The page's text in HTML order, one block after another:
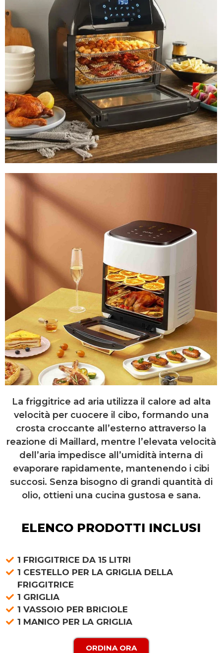
La friggitrice ad aria utilizza il calore ad alta
velocità per cuocere il cibo, formando una
crosta croccante all’esterno attraverso la
reazione di Maillard, mentre l’elevata velocità
dell’aria impedisce all’umidità interna di
evaporare rapidamente, mantenendo i cibi
succosi. Senza bisogno di grandi quantità di
olio, ottieni una cucina gustosa e sana.
ELENCO PRODOTTI INCLUSI
1 FRIGGITRICE DA 15 LITRI
1 CESTELLO PER LA GRIGLIA DELLA
FRIGGITRICE
1 GRIGLIA
1 VASSOIO PER BRICIOLE
1 MANICO PER LA GRIGLIA
ORDINA ORA